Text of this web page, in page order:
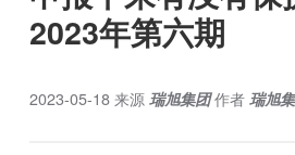
2023年第六期
2023-05-18 来源 瑞旭集团 作者 瑞旭